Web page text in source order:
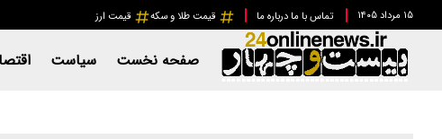
۱۵ مرداد ۱۴۰۵ تماس با ما درباره ما قیمت طلا و سکه قیمت ارز
صفحه نخست سیاست